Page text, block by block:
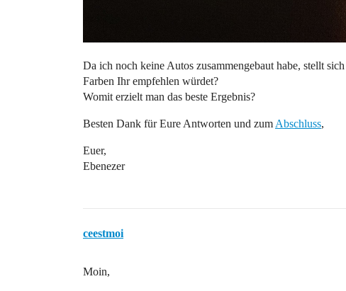
Da ich noch keine Autos zusammengebaut habe, stellt
Farben Ihr empfehlen würdet?
Womit erzielt man das beste Ergebnis?
Besten Dank für Eure Antworten und zum Abschluss,
Euer,
Ebenezer
ceestmoi
Moin,